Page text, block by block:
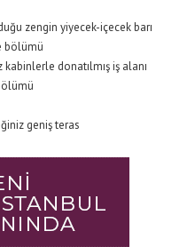
zengin yiyecek-içecek barı
bölümü
donatılmış iş alanı
geniş teras